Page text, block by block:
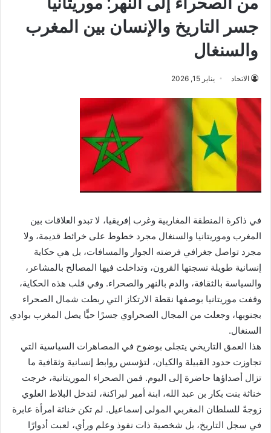
جسر التاريخ والإنسان بين المغرب
والسنغال
الاتحاد يناير 15, 2026
في ذاكرة المنطقة المغاربية وغرب إفريقيا، لا تبدو العلاقات بين
المغرب وموريتانيا والسنغال مجرد خطوط على خرائط قديمة، ولا
مجرد تواصل جغرافي فرضته الجوار والمسافات، بل هي حكاية
إنسانية طويلة نسجتها القرون، وتداخلت فيها المصالح بالمشاعر،
والسياسة بالثقافة، والدم بالنهر والصحراء. وفي قلب هذه الحكاية،
وقفت موريتانيا بوصفها نقطة الارتكاز التي ربطت شمال الصحراء
بجنوبها، وجعلت من المجال الصحراوي جسرًا حيًّا يصل المغرب بوادي
السنغال.
هذا العمق التاريخي يتجلى بوضوح في المصاهرات السياسية التي
تجاوزت حدود القبيلة والكيان، لتؤسس روابط إنسانية وثقافية ما
تزال أصداؤها حاضرة إلى اليوم. فمن الصحراء الموريتانية، خرجت
خناثة بنت بكار بن عبد الله، ابنة أمير لبراكنة، لتدخل البلاط العلوي
زوجةً للسلطان المغربي المولى إسماعيل. لم تكن خناثة امرأة عابرة
في سجل التاريخ، بل شخصية ذات نفوذ وعلم ورأي، لعبت أدوارًا